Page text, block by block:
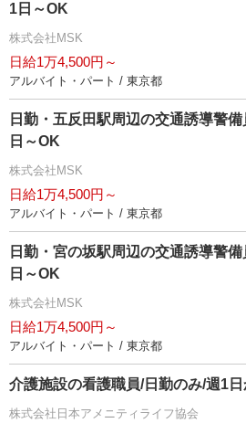
1日～OK
株式会社MSK
日給1万4,500円～
アルバイト・パート / 東京都
日勤・五反田駅周辺の交通誘導警
日～OK
株式会社MSK
日給1万4,500円～
アルバイト・パート / 東京都
日勤・宮の坂駅周辺の交通誘導警
日～OK
株式会社MSK
日給1万4,500円～
アルバイト・パート / 東京都
介護施設の看護職員/日勤のみ/週1
株式会社日本アメニティライフ協会